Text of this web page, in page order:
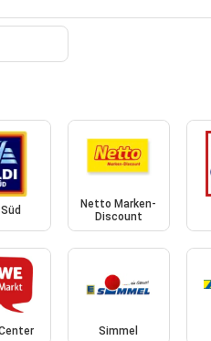
Netto Marken-
Discount
Simmel